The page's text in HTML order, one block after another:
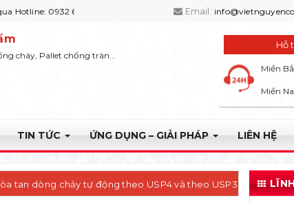
0932 664422 Email:
cháy, Pallet chống tràn...
Hỗ
Miền
Miền
TIN TỨC ỨNG DỤNG – GIẢI PHÁP LIÊN HỆ
tan dòng chảy tự động theo USP4 và theo USP3